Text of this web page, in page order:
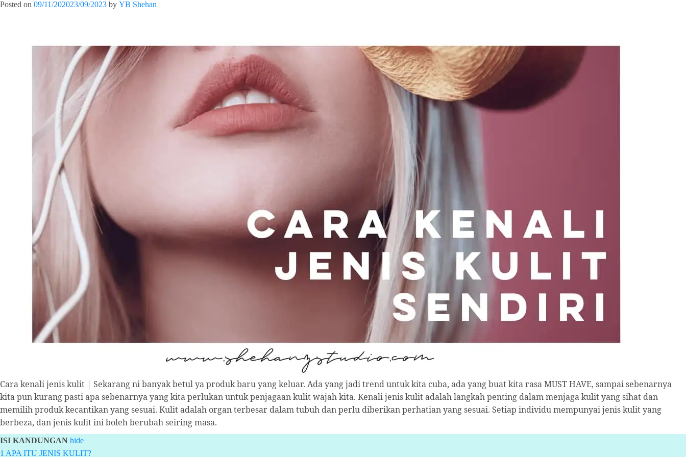
Posted on 09/11/202023/09/2023 by YB Shehan
Cara kenali jenis kulit | Sekarang ni banyak betul ya produk baru yang keluar. Ada yang jadi trend untuk kita cuba, ada yang buat kita rasa MUST HAVE, sampai sebenarnya
kita pun kurang pasti apa sebenarnya yang kita perlukan untuk penjagaan kulit wajah kita. Kenali jenis kulit adalah langkah penting dalam menjaga kulit yang sihat dan
memilih produk kecantikan yang sesuai. Kulit adalah organ terbesar dalam tubuh dan perlu diberikan perhatian yang sesuai. Setiap individu mempunyai jenis kulit yang
berbeza, dan jenis kulit ini boleh berubah seiring masa.
ISI KANDUNGAN hide
1 APA ITU JENIS KULIT?